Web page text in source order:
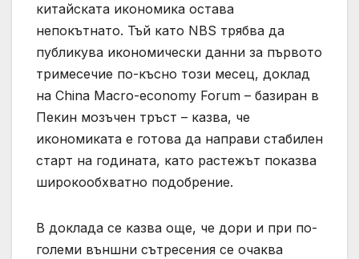
китайската икономика остава
непокътнато. Тъй като NBS трябва да
публикува икономически данни за първото
тримесечие по-късно този месец, доклад
на China Macro-economy Forum – базиран в
Пекин мозъчен тръст – казва, че
икономиката е готова да направи стабилен
старт на годината, като растежът показва
широкообхватно подобрение.
В доклада се казва още, че дори и при по-
големи външни сътресения се очаква